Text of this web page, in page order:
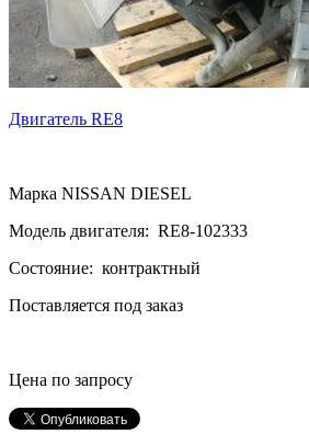
Двигатель RE8
Марка NISSAN DIESEL
Модель двигателя: RE8-102333
Состояние: контрактный
Поставляется под заказ
Цена по запросу